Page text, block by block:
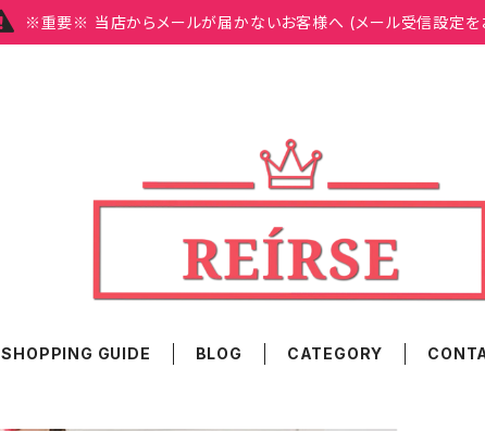
※重要※ 当店からメールが届かないお客様へ (メール受信設定を
SHOPPING GUIDE BLOG CATEGORY